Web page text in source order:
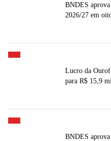
BNDES
2026/27 em
Lucro da
para R$ 15,9
BNDES